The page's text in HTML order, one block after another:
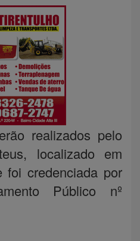
realizados pelo
localizado em
foi credenciada por
Público nº